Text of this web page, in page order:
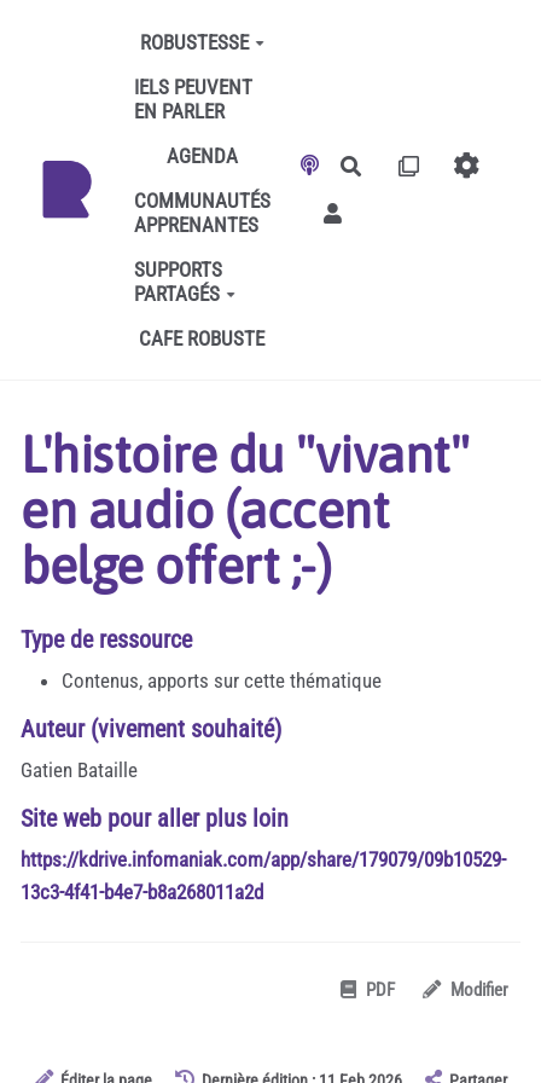
Aller au contenu principal
ROBUSTESSE
IELS PEUVENT
EN PARLER
AGENDA
COMMUNAUTÉS
APPRENANTES
SUPPORTS
PARTAGÉS
CAFE ROBUSTE
Rechercher
L'histoire du "vivant"
en audio (accent
belge offert ;-)
Type de ressource
Contenus, apports sur cette thématique
Auteur (vivement souhaité)
Gatien Bataille
Site web pour aller plus loin
https://kdrive.infomaniak.com/app/share/179079/09b10529-
13c3-4f41-b4e7-b8a268011a2d
PDF Modifier